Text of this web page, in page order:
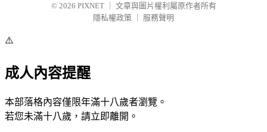
© 2026 PIXNET
文章與圖片權利屬原作者所有
隱私權政策
服務聲明
⚠️
成人內容提醒
本部落格內容僅限年滿十八歲者瀏覽。
若您未滿十八歲，請立即離開。